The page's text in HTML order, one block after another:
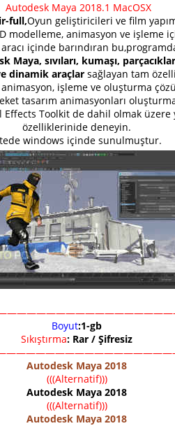
Autodesk Maya 2018.1 MacOSX
full,Oyun geliştiricileri ve film
modelleme, animasyon ve işleme
içinde barındıran
Maya, sıvıları, kumaşı,
dinamik araçlarsağlayan tam
işleme ve oluşturma
tasarım animasyonları
Effects Toolkit de dahil olmak
özelliklerinide deneyin.
windows içinde sunulmuştur.
Boyut:1-gb
Sıkıştırma: Rar / Şifresiz
Autodesk Maya 2018
(((Alternatif)))
Autodesk Maya 2018
(((Alternatif)))
Autodesk Maya 2018